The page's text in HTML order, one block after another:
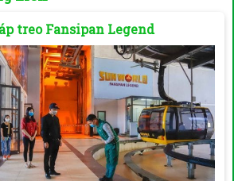
treo Fansipan Legend